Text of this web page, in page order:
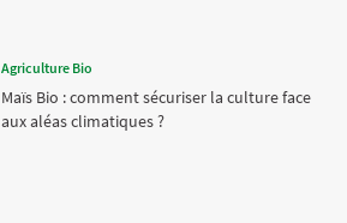
Agriculture Bio
Maïs Bio : comment sécuriser la culture face
aux aléas climatiques ?